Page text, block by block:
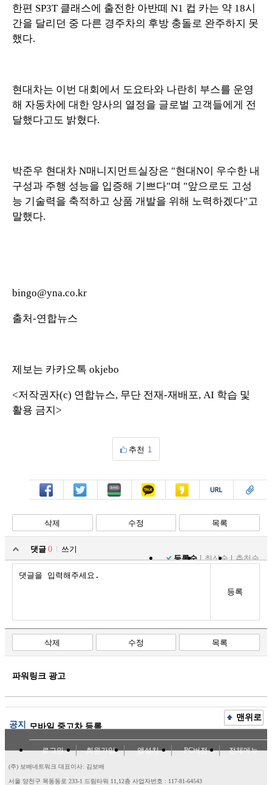
한편 SP3T 클래스에 출전한 아반떼 N1 컵 카는 약 18시
간을 달리던 중 다른 경주차의 후방 충돌로 완주하지 못
했다.
현대차는 이번 대회에서 도요타와 나란히 부스를 운영
해 자동차에 대한 양사의 열정을 글로벌 고객들에게 전
달했다고도 밝혔다.
박준우 현대차 N매니지먼트실장은 "현대N이 우수한 내
구성과 주행 성능을 입증해 기쁘다"며 "앞으로도 고성
능 기술력을 축적하고 상품 개발을 위해 노력하겠다"고
말했다.
bingo@yna.co.kr
출처-연합뉴스
제보는 카카오톡 okjebo
<저작권자(c) 연합뉴스, 무단 전재-재배포, AI 학습 및
활용 금지>
추천 1
페북 트윗 밴드 카톡 카스 복사 스크랩
삭제 수정 목록
댓글 0
쓰기
등록순
최신순 추천순
등록
삭제 수정 목록
파워링크 광고
공지 모바일 중고차 등록
맨위로
로그인 회원가입 앱설치 PC버전 전체메뉴
(주) 보배네트워크 대표이사: 김보배
서울 양천구 목동동로 233-1 드림타워 11,12층 사업자번호 : 117-81-64543